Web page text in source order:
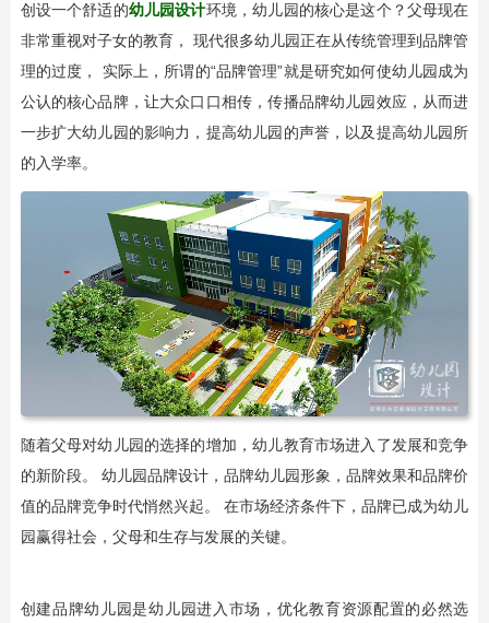
创设一个舒适的幼儿园设计环境，幼儿园的核心是这个？父母现在
非常重视对子女的教育， 现代很多幼儿园正在从传统管理到品牌管
理的过度， 实际上，所谓的“品牌管理”就是研究如何使幼儿园成为
公认的核心品牌，让大众口口相传，传播品牌幼儿园效应，从而进
一步扩大幼儿园的影响力，提高幼儿园的声誉，以及提高幼儿园所
的入学率。
随着父母对幼儿园的选择的增加，幼儿教育市场进入了发展和竞争
的新阶段。 幼儿园品牌设计，品牌幼儿园形象，品牌效果和品牌价
值的品牌竞争时代悄然兴起。 在市场经济条件下，品牌已成为幼儿
园赢得社会，父母和生存与发展的关键。
创建品牌幼儿园是幼儿园进入市场，优化教育资源配置的必然选